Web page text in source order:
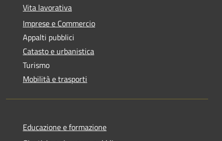
Vita lavorativa
Imprese e Commercio
Appalti pubblici
Catasto e urbanistica
Turismo
Mobilità e trasporti
Educazione e formazione